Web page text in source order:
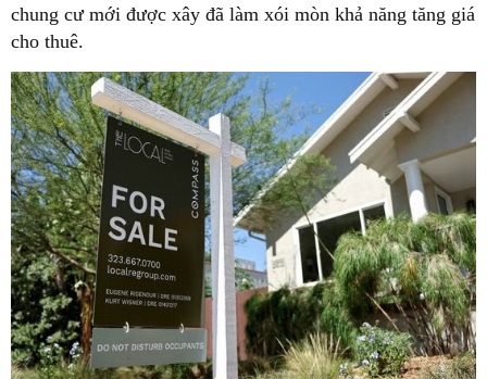
chung cư mới được xây đã làm xói mòn khả năng tăng giá
cho thuê.